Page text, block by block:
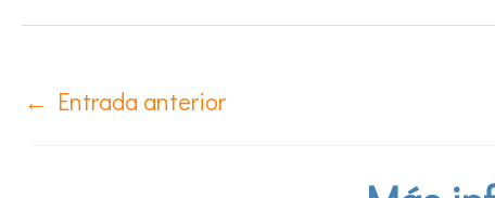
← Entrada anterior